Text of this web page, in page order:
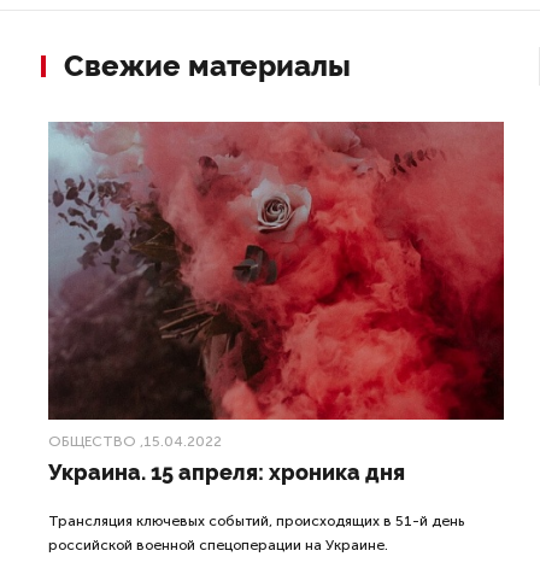
Свежие материалы
ОБЩЕСТВО ,15.04.2022
Украина. 15 апреля: хроника дня
Трансляция ключевых событий, происходящих в 51-й день
российской военной спецоперации на Украине.